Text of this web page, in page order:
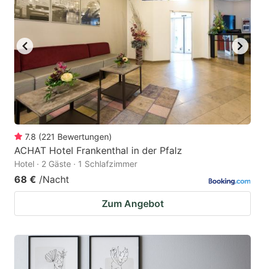
7.8 (221 Bewertungen)
ACHAT Hotel Frankenthal in der Pfalz
Hotel · 2 Gäste · 1 Schlafzimmer
68 € /Nacht
Zum Angebot